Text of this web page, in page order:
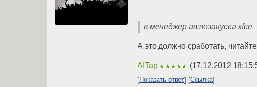
в менеджер автозапуска xfce
А это должно сработать,
AITap ★★★★★ (17.12.2012
Показать ответ Ссылка